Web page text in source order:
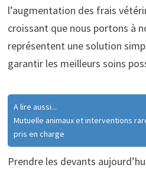
l’augmentation des frais
croissant que nous portons à
représentent une solution
garantir les meilleurs soins
A lire aussi...
Mutuelle animaux et interventions
pris en charge
Prendre les devants